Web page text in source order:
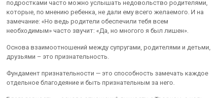
подростками часто можно услышать недовольство родителями,
которые, по мнению ребенка, не дали ему всего желаемого. И на
замечание: «Но ведь родители обеспечили тебя всем
необходимым» часто звучит: «Да, но многого я был лишен».
Основа взаимоотношений между супругами, родителями и детьми,
друзьями – это признательность.
Фундамент признательности — это способность замечать каждое
отдельное благодеяние и быть признательным за него.